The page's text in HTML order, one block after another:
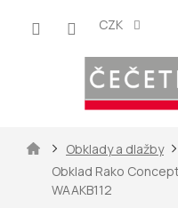
CZK
DomůObklady a dlažby
Obklad Rako
WAAKB112